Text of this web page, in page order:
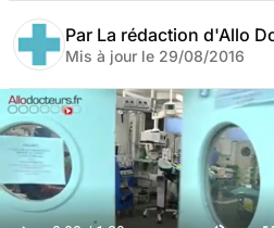
Par La rédaction d'Allo
Mis à jour le 29/08/2016